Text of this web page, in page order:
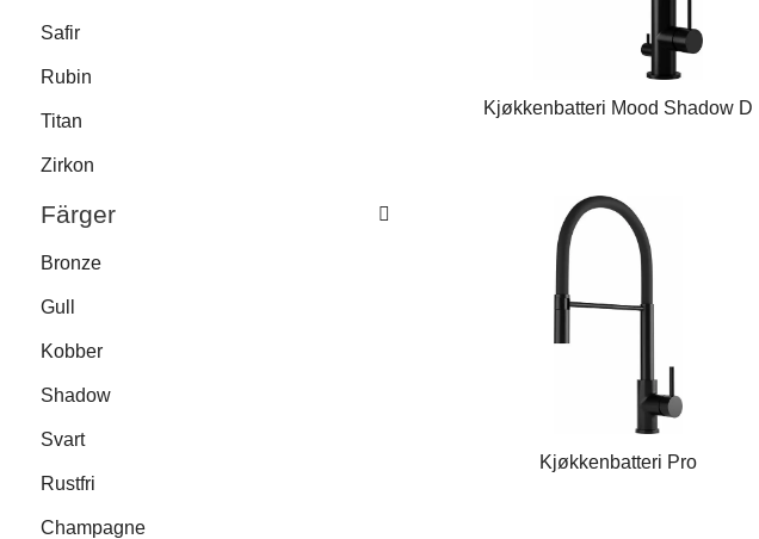
Safir
Rubin
Titan
Zirkon
Färger
Bronze
Gull
Kobber
Shadow
Svart
Rustfri
Champagne
Kjøkkenbatteri Mood Shadow D
Kjøkkenbatteri Pro